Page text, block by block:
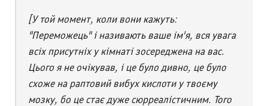
[У той момент, коли вони кажуть:
"Переможець" і називають ваше ім'я, вся увага
всіх присутніх у кімнаті зосереджена на вас.
Цього я не очікував, і це було дивно, це було
схоже на раптовий вибух кислоти у твоєму
мозку, бо це стає дуже сюрреалістичним. Того